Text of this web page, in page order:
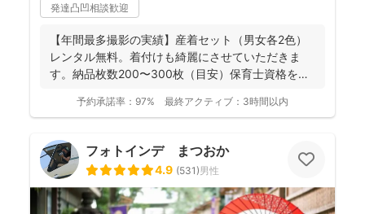
発達凸凹相談歓迎
【年間最多撮影の実績】産着セット（男女各2色）
レンタル無料。着付けも綺麗にさせていただきま
す。納品枚数200〜300枚（目安）保育士資格を持
予約承諾率： 97% 最終アクティブ： 3時間以内
フォトインデ まつおか
4.9 (531)男性